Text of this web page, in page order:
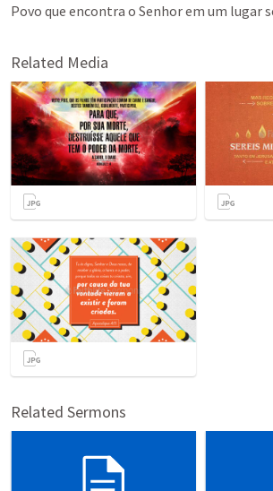
Povo que encontra o Senhor em um lugar
Related Media
Related Sermons